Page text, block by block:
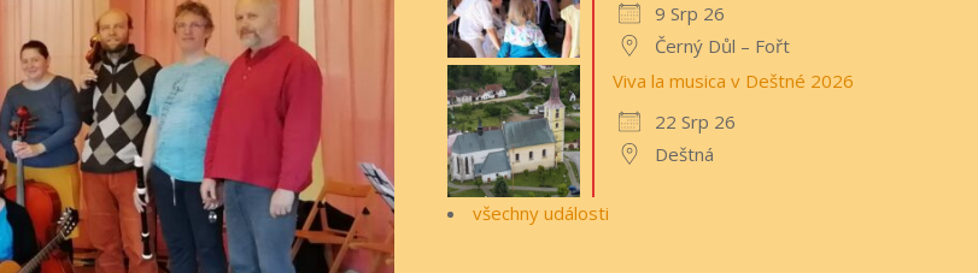
9 Srp 26
Černý Důl – Fořt
Viva la musica v Deštné 2026
22 Srp 26
Deštná
všechny události